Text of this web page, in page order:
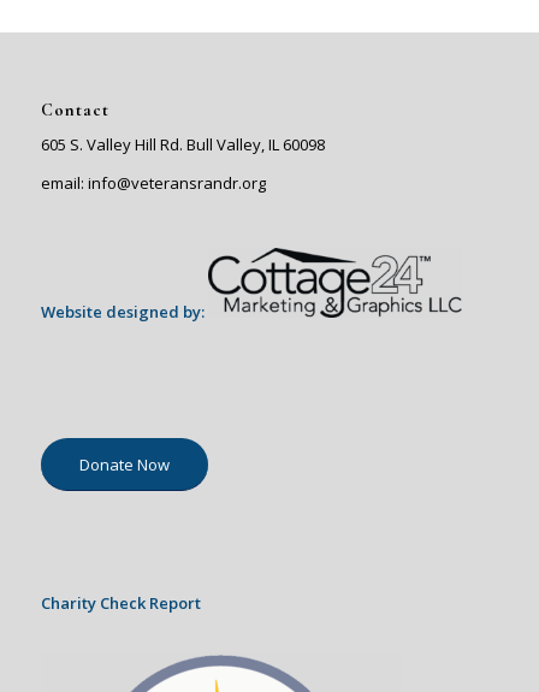
Contact
605 S. Valley Hill Rd. Bull Valley, IL 60098
email: info@veteransrandr.org
Website designed by:
Donate Now
Charity Check Report